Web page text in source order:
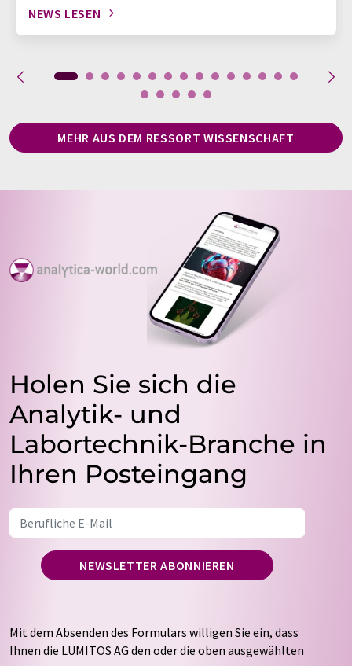
NEWS LESEN
MEHR AUS DEM RESSORT WISSENSCHAFT
Holen Sie sich die
Analytik- und
Labortechnik-Branche in
Ihren Posteingang
NEWSLETTER ABONNIEREN
Mit dem Absenden des Formulars willigen Sie ein, dass
Ihnen die LUMITOS AG den oder die oben ausgewählten